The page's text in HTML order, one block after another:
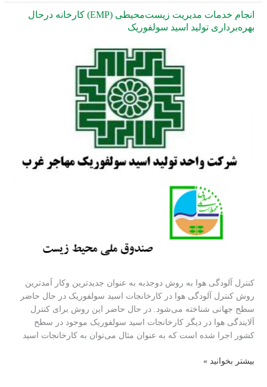
پروژه
احداث
انجام خدمات مدیریت زیست‌محیطی (EMP) کارخانه درحال
بهره‌برداری تولید اسید سولفوریک
کنترل آلودگی هوا به روش دوجذبه به عنوان جدیدترین وکار آمدترین
روش کنترل آلودگی هوا در کارخانجات اسید سولفوریک در حال حاضر
سطح جهانی شناخته می‌شود. در حال حاضر این روش برای کنترل
آلایندگی هوا در دیگر کارخانجات اسید سولفوریک موجود در سطح
کشور اجرا شده است که به عنوان مثال می‌توان به کارخانجات اسید
انجام
بیشتر بخوانید »